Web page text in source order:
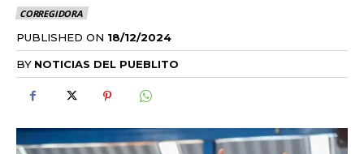
CORREGIDORA
PUBLISHED ON 18/12/2024
BY NOTICIAS DEL PUEBLITO